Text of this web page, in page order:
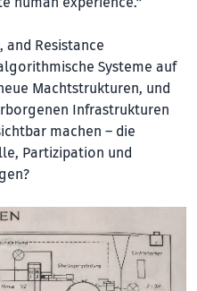
and Resistance
Systeme auf
Machtstrukturen, und
Infrastrukturen
machen – die
Partizipation und